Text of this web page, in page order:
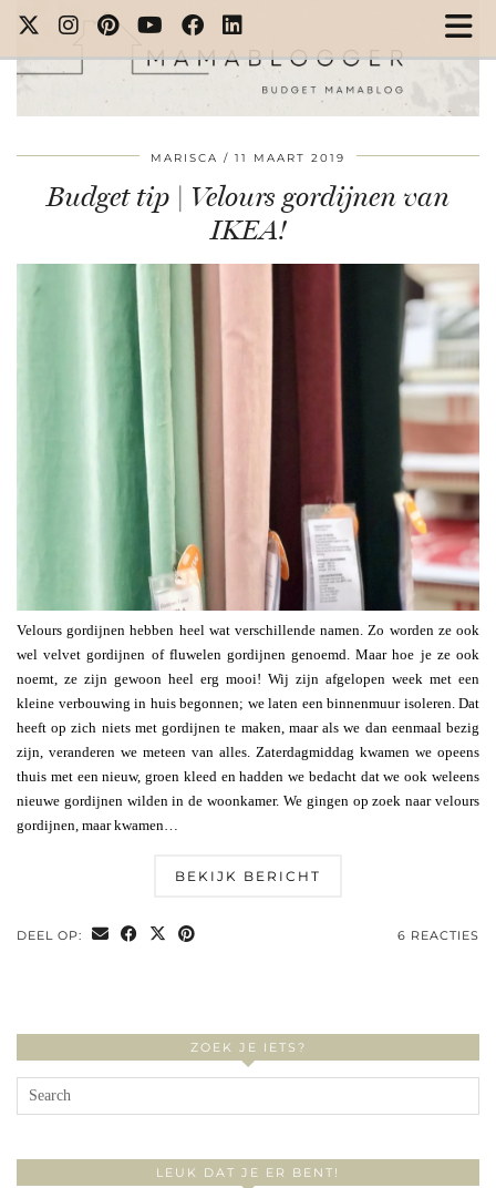
MARISCA 11 MAART 2019
Budget tip | Velours gordijnen van
IKEA!
Velours gordijnen hebben heel wat verschillende namen. Zo worden ze ook
wel velvet gordijnen of fluwelen gordijnen genoemd. Maar hoe je ze ook
noemt, ze zijn gewoon heel erg mooi! Wij zijn afgelopen week met een
kleine verbouwing in huis begonnen; we laten een binnenmuur isoleren. Dat
heeft op zich niets met gordijnen te maken, maar als we dan eenmaal bezig
zijn, veranderen we meteen van alles. Zaterdagmiddag kwamen we opeens
thuis met een nieuw, groen kleed en hadden we bedacht dat we ook weleens
nieuwe gordijnen wilden in de woonkamer. We gingen op zoek naar velours
gordijnen, maar kwamen…
BEKIJK BERICHT
DEEL OP: 6 REACTIES
ZOEK JE IETS?
LEUK DAT JE ER BENT!